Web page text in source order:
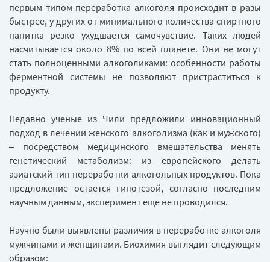
первым типом переработка алкоголя происходит в разы
быстрее, у других от минимального количества спиртного
напитка резко ухудшается самочувствие. Таких людей
насчитывается около 8% по всей планете. Они не могут
стать полноценными алкоголиками: особенности работы
ферментной системы не позволяют пристраститься к
продукту.
Недавно ученые из Чили предложили инновационный
подход в лечении женского алкоголизма (как и мужского)
– посредством медицинского вмешательства менять
генетический метаболизм: из европейского делать
азиатский тип переработки алкогольных продуктов. Пока
предложение остается гипотезой, согласно последним
научным данным, эксперимент еще не проводился.
Научно были выявлены различия в переработке алкоголя
мужчинами и женщинами. Биохимия выглядит следующим
образом: